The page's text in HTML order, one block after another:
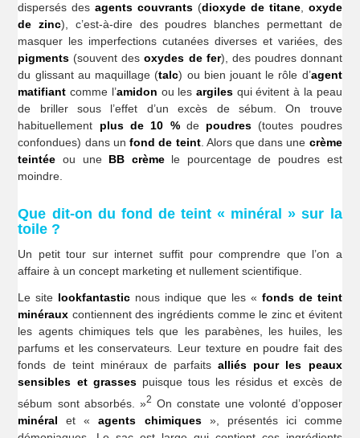
dispersés desagents couvrants (dioxyde de titane, oxyde
de zinc), c’est-à-dire des poudres blanches permettant de
masquer les imperfections cutanées diverses et variées, des
pigments (souvent desoxydes de fer), des poudres donnant
du glissant au maquillage (talc) ou bien jouant le rôle d’agent
matifiant comme l’amidon ou les argiles qui évitent à la peau
de briller sous l’effet d’un excès de sébum. On trouve
habituellement plus de 10 %de poudres (toutes poudres
confondues) dans unfond de teint. Alors que dans une crème
teintée ou une BB crèmele pourcentage de poudres est
moindre.
Que dit-on du fond de teint « minéral » sur la
toile ?
Un petit tour sur internet suffit pour comprendre que l’on a
affaire à un concept marketing et nullement scientifique.
Le site lookfantastic nous indique que les « fonds de teint
minéraux contiennent des ingrédients comme le zinc et évitent
les agents chimiques tels que les parabènes, les huiles, les
parfums et les conservateurs. Leur texture en poudre fait des
fonds de teint minéraux de parfaitsalliés pour les peaux
sensibles et grassespuisque tous les résidus et excès de
sébum sont absorbés. »2 On constate une volonté d’opposer
minéral et «agents chimiques», présentés ici comme